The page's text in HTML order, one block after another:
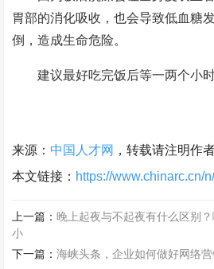
胃部的消化吸收，也会导致低血糖
倒，造成生命危险。
建议最好吃完饭后等一两个小
来源： 中国人才网 ，转载请注明作
本文链接： https://www.chinarc.cn/
上一篇： 晚上起夜与不起夜有什么区别
小
下一篇：海峡头条，企业如何做好网络营